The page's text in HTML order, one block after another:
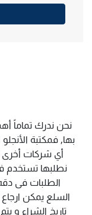
نحن ندرك تماماً
بها, فمكتبة
أي شركات أخرى
نطلبها تستخدم
الطلبات فى
السلع يمكن
تاريخ الشراء و